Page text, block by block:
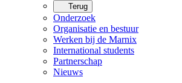
Terug
Onderzoek
Organisatie en bestuur
Werken bij de Marnix
International students
Partnerschap
Nieuws